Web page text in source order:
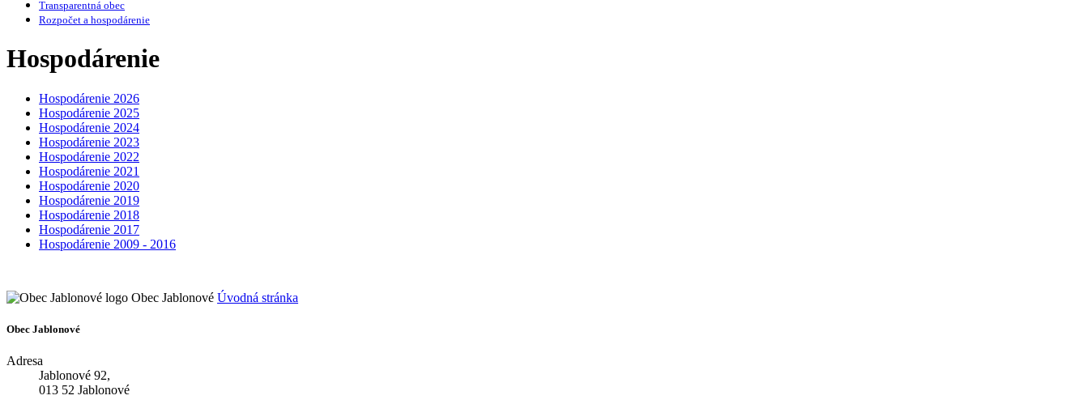
Transparentná obec
Rozpočet a hospodárenie
Hospodárenie
Hospodárenie 2026
Hospodárenie 2025
Hospodárenie 2024
Hospodárenie 2023
Hospodárenie 2022
Hospodárenie 2021
Hospodárenie 2020
Hospodárenie 2019
Hospodárenie 2018
Hospodárenie 2017
Hospodárenie 2009 - 2016
Obec Jablonové Úvodná stránka
Obec Jablonové
Adresa
Jablonové 92,
013 52 Jablonové